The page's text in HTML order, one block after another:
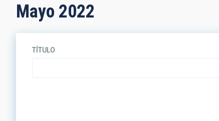
Mayo 2022
TÍTULO